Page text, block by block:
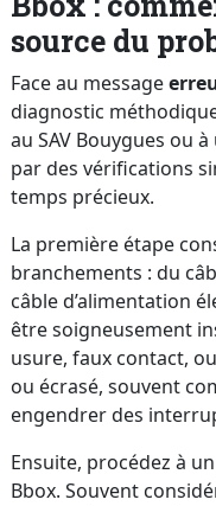
source du
Face au message
diagnostic
au SAV Bouygues ou
par des vérifications
temps précieux.
La première étape
branchements : du
câble d’alimentation
être soigneusement
usure, faux contact,
ou écrasé, souvent
engendrer des
Ensuite, procédez à
Bbox. Souvent